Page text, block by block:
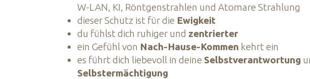
W-LAN, KI, Röntgenstrahlen und Atomare Strahlung
dieser Schutz ist für die Ewigkeit
du fühlst dich ruhiger und zentrierter
ein Gefühl von Nach-Hause-Kommen kehrt ein
es führt dich liebevoll in deine Selbstverantwortung
Selbstermächtigung